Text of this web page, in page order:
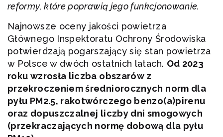
reformy, które poprawią jego funkcjonowanie.
Najnowsze oceny jakości powietrza
Głównego Inspektoratu Ochrony Środowiska
potwierdzają pogarszający się stan powietrza
w Polsce w dwóch ostatnich latach. Od 2023
roku wzrosła liczba obszarów z
przekroczeniem średniorocznych norm dla
pyłu PM2.5, rakotwórczego benzo(a)pirenu
oraz dopuszczalnej liczby dni smogowych
(przekraczających normę dobową dla pyłu